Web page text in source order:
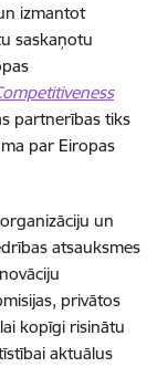
izmantot
saskaņotu
partnerības tiks
par Eiropas
un
atsauksmes
privātos
kopīgi risinātu
aktuālus